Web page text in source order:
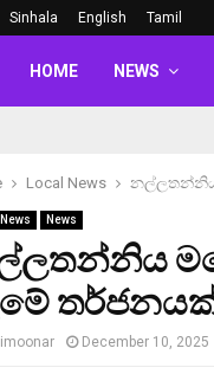
Sinhala English Tamil
HOME NEWS
Local News නල්ලතන්නිය
News
December 10, 2025